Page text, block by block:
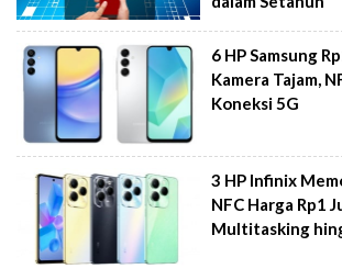
6 HP Samsung
Kamera Tajam,
Koneksi 5G
3 HP Infinix
NFC Harga Rp1
Multitasking